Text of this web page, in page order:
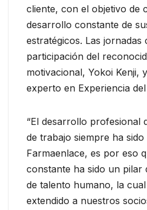
cliente, con el objetivo de
desarrollo constante de
estratégicos. Las
participación del
motivacional, Yokoi Kenji,
experto en Experiencia
“El desarrollo profesional
de trabajo siempre ha
Farmaenlace, es por eso
constante ha sido un pilar
de talento humano, la
extendido a nuestros